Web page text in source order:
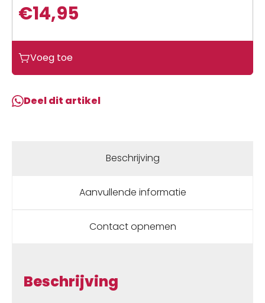
€14,95
Voeg toe
Deel dit artikel
Beschrijving
Aanvullende informatie
Contact opnemen
Beschrijving